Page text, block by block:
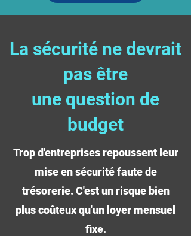
La sécurité ne devrait
pas être
une question de
budget
Trop d'entreprises repoussent leur
mise en sécurité faute de
trésorerie. C'est un risque bien
plus coûteux qu'un loyer mensuel
fixe.